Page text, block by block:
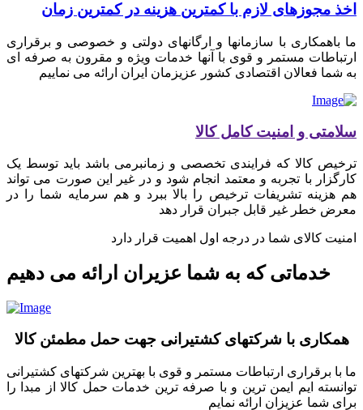
اخذ مجوزهای لازم با کمترین هزینه در کمترین زمان
ما باهمکاری با سازمانها و ارگانهای دولتی و خصوصی و برقراری
ارتباطات مستمر و قوی با آنها خدمات ویژه و مقرون به صرفه ای
به شما فعالان اقتصادی کشور عزیزمان ایران ارائه می نماییم
سلامتی و امنیت کامل کالا
ترخیص کالا که فرایندی تخصصی و زمانبرمی باشد باید توسط یک
کارگزار با تجربه و معتمد انجام شود و در غیر این صورت می تواند
هم هزینه تشریفات ترخیص را بالا ببرد و هم سرمایه شما را در
معرض خطر غیر قابل جبران قرار دهد
امنیت کالای شما در درجه اول اهمیت قرار دارد
خدماتی که به شما عزیران ارائه می دهیم
همکاری با شرکتهای کشتیرانی جهت حمل مطمئن کالا
ما با برقراری ارتباطات مستمر و قوی با بهترین شرکتهای کشتیرانی
توانسته ایم ایمن ترین و با صرفه ترین خدمات حمل کالا از مبدا را
برای شما عزیزان ارائه نمایم